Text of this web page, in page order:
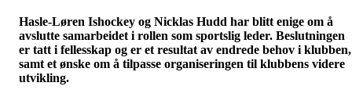
Hasle-Løren Ishockey og Nicklas Hudd har blitt enige om å
avslutte samarbeidet i rollen som sportslig leder. Beslutningen
er tatt i fellesskap og er et resultat av endrede behov i klubben,
samt et ønske om å tilpasse organiseringen til klubbens videre
utvikling.